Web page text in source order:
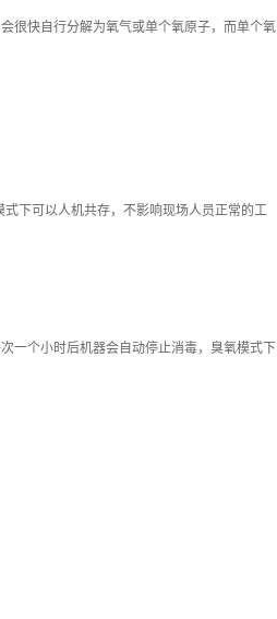
很快自行分解为氧气或单个氧原子，而单个氧
下可以人机共存，不影响现场人员正常的工
一个小时后机器会自动停止消毒，臭氧模式下